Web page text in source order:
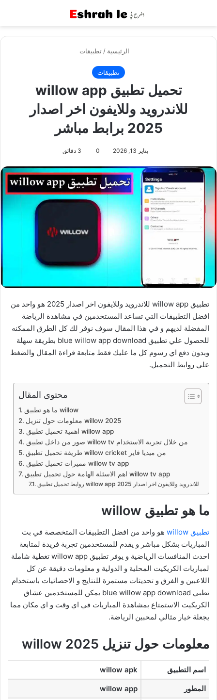
الرئيسية / تطبيقات
تطبيقات
تحميل تطبيق willow app
للاندرويد وللايفون اخر اصدار
2025 برابط مباشر
يناير 13, 2026 0
تطبيق willow app للاندرويد وللايفون اخر اصدار 2025 هو واحد من
افضل التطبيقات التي تساعد المستخدمين في مشاهدة الرياضة
المفضلة لديهم و في هذا المقال سوف نوفر لك كل الطرق الممكنه
للحصول علي تطبيق blue willow app download بطريقة سهلة
وبدون دفع اي رسوم كل ما عليك فقط متابعة قراءة المقال والضغط
علي روابط التحميل.
محتوى المقال
ما هو تطبيق willow
معلومات حول تنزيل willow 2025
اهمية تحميل تطبيق willow app
صور من داخل تطبيق willow tv من خلال تجربة الاستخدام
طريقة تحميل تطبيق willow cricket من ميديا فاير
مميزات تحميل تطبيق willow tv app
اهم الاسئلة الهامة حول تحميل تطبيق willow tv app
روابط تحميل تطبيق willow app للاندرويد وللايفون اخر اصدار 2025
ما هو تطبيق willow
تطبيق willow
هو واحد من افضل التطبيقات المتخصصة في بث
المباريات بشكل مباشر و يقدم للمستخدمين تجربة فريدة لمتابعة
احدث المنافسات الرياضية و يوفر تطبيق willow app تغطية شاملة
لمباريات الكريكيت المحلية و الدولية و معلومات دقيقة عن كل
اللاعبين و الفرق و تحديثات مستمرة للنتايج و الاحصائيات باستخدام
تطبي blue willow app download يمكن للمستخدمين عشاق
الكريكيت الاستمتاع بمشاهدة المباريات في اي وقت و اي مكان مما
يجعلة خيار مثالي لمحبين الرياضة.
معلومات حول تنزيل willow 2025
اسم التطبيق willow apk
المطور willow app